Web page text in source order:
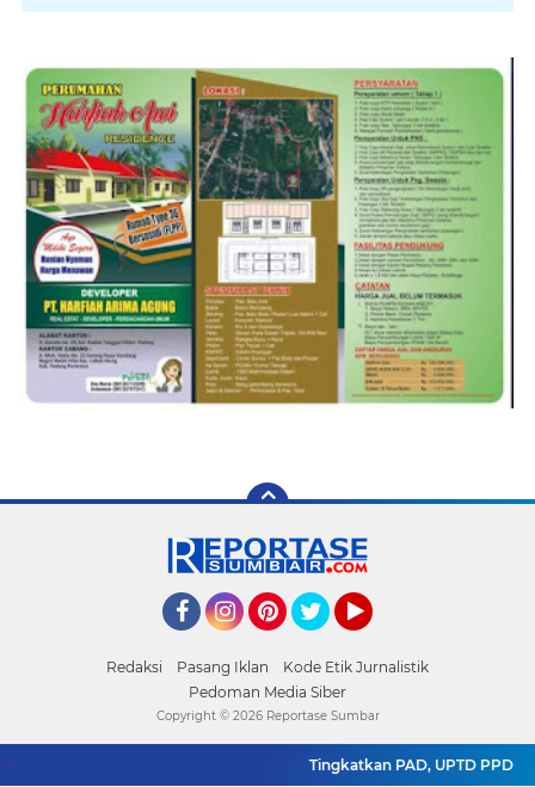
Redaksi Pasang Iklan
Kode Etik Jurnalistik
Pedoman Media Siber
Tingkatkan PAD, UPTD PPD
Copyright © 2026 Reportase Sumbar